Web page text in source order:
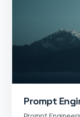
Prompt